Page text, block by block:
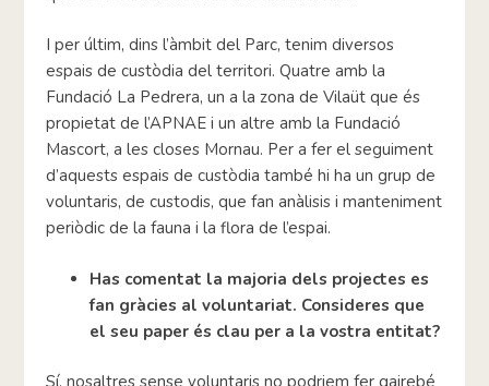
I per últim, dins l’àmbit del Parc, tenim diversos
espais de custòdia del territori. Quatre amb la
Fundació La Pedrera, un a la zona de Vilaüt que és
propietat de l’APNAE i un altre amb la Fundació
Mascort, a les closes Mornau. Per a fer el seguiment
d’aquests espais de custòdia també hi ha un grup de
voluntaris, de custodis, que fan anàlisis i manteniment
periòdic de la fauna i la flora de l’espai.
Has comentat la majoria dels projectes es
fan gràcies al voluntariat. Consideres que
el seu paper és clau per a la vostra entitat?